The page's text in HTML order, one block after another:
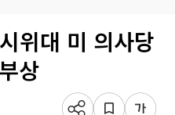
위대 미 의사당
상